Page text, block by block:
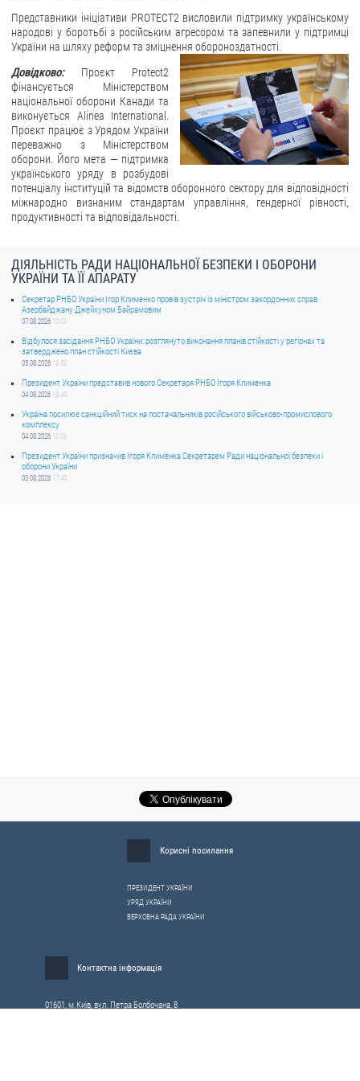
Представники ініціативи PROTECT2 висловили підтримку українському
народові у боротьбі з російським агресором та запевнили у підтримці
України на шляху реформ та зміцнення обороноздатності.
Довідково:Проєкт Protect2
фінансується Міністерством
національної оборони Канади та
виконується Alinea International.
Проєкт працює з Урядом України
переважно з Міністерством
оборони. Його мета — підтримка
українського уряду в розбудові
потенціалу інституцій та відомств оборонного сектору для відповідності
міжнародно визнаним стандартам управління, гендерної рівності,
продуктивності та відповідальності.
ДІЯЛЬНІСТЬ РАДИ НАЦІОНАЛЬНОЇ БЕЗПЕКИ І ОБОРОНИ
УКРАЇНИ ТА ЇЇ АПАРАТУ
Секретар РНБО України Ігор Клименко провів зустріч із міністром закордонних справ
Азербайджану Джейхуном Байрамовим
07.08.2026 10:03
Відбулося засідання РНБО України: розглянуто виконання планів стійкості у регіонах та
затверджено план стійкості Києва
05.08.2026 19:52
Президент України представив нового Секретаря РНБО Ігоря Клименка
04.08.2026 18:40
Україна посилює санкційний тиск на постачальників російського військово-промислового
комплексу
04.08.2026 10:06
Президент України призначив Ігоря Клименка Секретарем Ради національної безпеки і
оборони України
03.08.2026 17:40
Корисні посилання
ПРЕЗИДЕНТ УКРАЇНИ
УРЯД УКРАЇНИ
ВЕРХОВНА РАДА УКРАЇНИ
Контактна інформація
01601, м.Київ, вул. Петра Болбочана, 8